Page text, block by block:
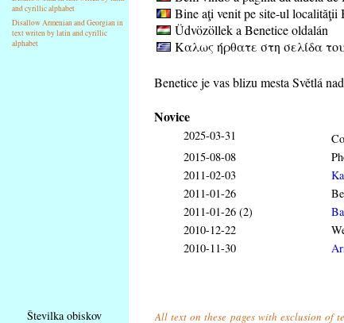
and cyrillic alphabet
Disallow Armenian and Georgian in
text writen by latin and cyrillic
alphabet
Bine aţi venit pe site-ul localităţii
Üdvözöllek a Benetice oldalán
Καλως ήρθατε στη σελίδα
Benetice je vas blizu mesta Světlá
Novice
2025-03-31
2015-08-08
2011-02-03
2011-01-26
2011-01-26 (2)
2010-12-22
2010-11-30
Številka obiskov All text on these pages with exclusion of